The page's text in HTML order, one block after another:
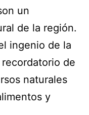
un
de la región.
ingenio de la
de
naturales
y